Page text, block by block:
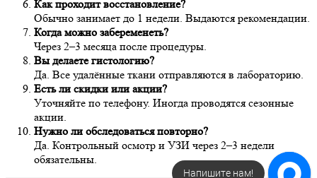
Как проходит восстановление?
Обычно занимает до 1 недели. Выдаются рекомендации.
Когда можно забеременеть?
Через 2–3 месяца после процедуры.
Вы делаете гистологию?
Да. Все удалённые ткани отправляются в лабораторию.
Есть ли скидки или акции?
Уточняйте по телефону. Иногда проводятся сезонные
акции.
Нужно ли обследоваться повторно?
Да. Контрольный осмотр и УЗИ через 2–3 недели
обязательны.
Напишите нам!